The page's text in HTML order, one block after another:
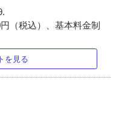
（税込）、基本料金制
を見る